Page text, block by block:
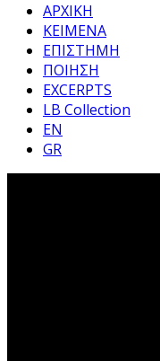
ΑΡΧΙΚΗ
ΚΕΙΜΕΝΑ
ΕΠΙΣΤΗΜΗ
ΠΟΙΗΣΗ
EXCERPTS
LB Collection
EN
GR